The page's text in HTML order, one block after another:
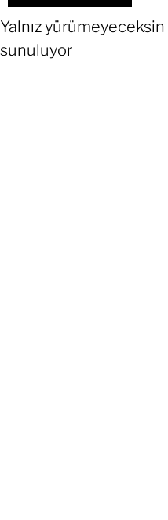
Yalnız yürümeyeceksin
sunuluyor